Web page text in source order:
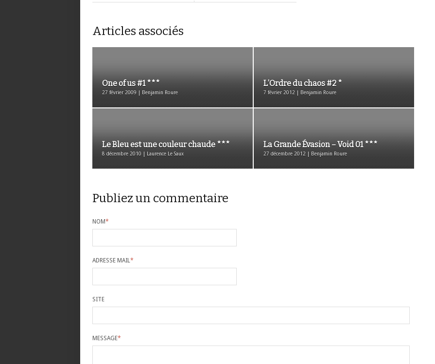
Articles associés
One of us #1 ***
27 février 2009 | Benjamin Roure
L’Ordre du chaos #2 *
7 février 2012 | Benjamin Roure
Le Bleu est une couleur chaude ***
8 décembre 2010 | Laurence Le Saux
La Grande Évasion – Void 01 ***
27 décembre 2012 | Benjamin Roure
Publiez un commentaire
NOM*
ADRESSE MAIL*
SITE
MESSAGE*